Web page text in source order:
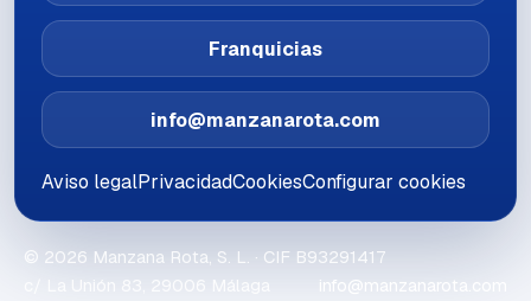
Franquicias
info@manzanarota.com
Aviso legalPrivacidadCookiesConfigurar cookies
© 2026 Manzana Rota, S. L. · CIF B93291417
c/ La Unión 83, 29006 Málaga
info@manzanarota.com